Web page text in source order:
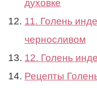
духовке
11. Голень
черносливом
12. Голень
Рецепты